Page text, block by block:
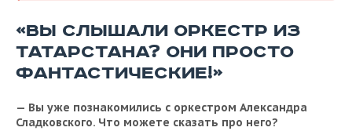
«ВЫ СЛЫШАЛИ ОРКЕСТР ИЗ
ТАТАРСТАНА? ОНИ ПРОСТО
ФАНТАСТИЧЕСКИЕ!»
— Вы уже познакомились с оркестром Александра
Сладковского. Что можете сказать про него?